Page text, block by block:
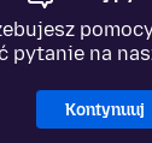
pytanie na
Kontynuuj